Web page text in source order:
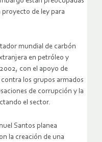
de ley para
mundial de carbón
en petróleo y
con el apoyo de
los grupos armados
de corrupción y la
el sector.
Santos planea
la creación de una